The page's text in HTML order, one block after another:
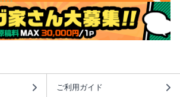
ご利用ガイド